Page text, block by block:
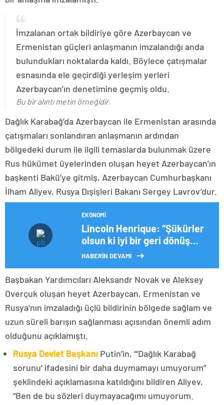
İmzalanan ortak bildiriye göre Azerbaycan ve
Ermenistan güçleri anlaşmanın imzalandığı anda
bulundukları noktalarda kaldı. Böylece çatışmalar
esnasında ele geçirdiği yerleşim yerleri
Azerbaycan’ın denetimine geçmiş oldu.
Bu bir alıntı metin örneğidir.
Dağlık Karabağ’da Azerbaycan ile Ermenistan arasında
çatışmaları sonlandıran anlaşmanın ardından
bölgedeki durum ile ilgili temaslarda bulunmak üzere
Rus hükümet üyelerinden oluşan heyet Azerbaycan’ın
başkenti Bakü’ye gitmiş, Azerbaycan Cumhurbaşkanı
İlham Aliyev, Rusya Dışişleri Bakanı Sergey Lavrov’dur.
EKONOMI
Lincoln Henrique: “Şükürler
olsun ki iyi bir geri dönüş
yaptım”
HABERİN DEVAMI
Başbakan Yardımcıları Aleksandr Novak ve Aleksey
Overçuk oluşan heyet Azerbaycan, Ermenistan ve
Rusya’nın imzaladığı üçlü bildirinin bölgede sağlam ve
uzun süreli barışın sağlanması açısından önemli adım
olduğunu açıklamıştı.
Rusya Devlet Başkanı Putin’in, “‘Dağlık Karabağ
sorunu’ ifadesini bir daha duymamayı umuyorum”
şeklindeki açıklamasına katıldığını bildiren Aliyev,
“Ben de bu sözleri duymayacağımı umuyorum.